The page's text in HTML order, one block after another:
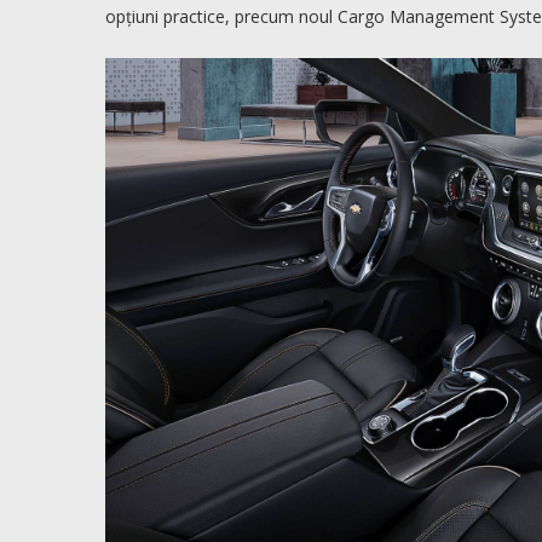
opțiuni practice, precum noul Cargo Management